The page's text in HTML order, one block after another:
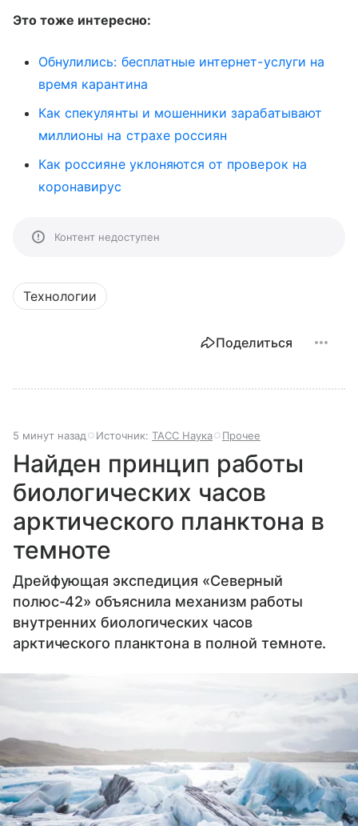
Это тоже интересно:
Обнулились: бесплатные интернет-услуги на
время карантина
Как спекулянты и мошенники зарабатывают
миллионы на страхе россиян
Как россияне уклоняются от проверок на
коронавирус
Контент недоступен
Технологии
Поделиться
5 минут назад Источник: ТАСС Наука Прочее
Найден принцип работы
биологических часов
арктического планктона в
темноте
Дрейфующая экспедиция «Северный
полюс-42» объяснила механизм работы
внутренних биологических часов
арктического планктона в полной темноте.